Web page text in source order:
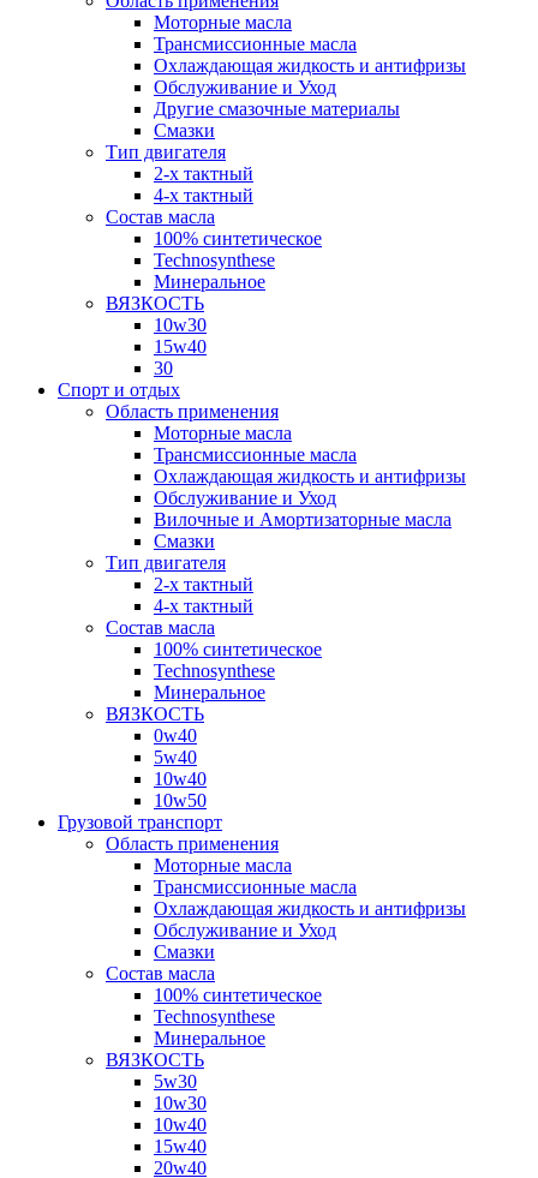
Моторные масла
Трансмиссионные масла
Охлаждающая жидкость и антифризы
Обслуживание и Уход
Другие смазочные материалы
Смазки
Тип двигателя
2-х тактный
4-х тактный
Состав масла
100% синтетическое
Technosynthese
Минеральное
ВЯЗКОСТЬ
10w30
15w40
30
Спорт и отдых
Область применения
Моторные масла
Трансмиссионные масла
Охлаждающая жидкость и антифризы
Обслуживание и Уход
Вилочные и Амортизаторные масла
Смазки
Тип двигателя
2-х тактный
4-х тактный
Состав масла
100% синтетическое
Technosynthese
Минеральное
ВЯЗКОСТЬ
0w40
5w40
10w40
10w50
Грузовой транспорт
Область применения
Моторные масла
Трансмиссионные масла
Охлаждающая жидкость и антифризы
Обслуживание и Уход
Смазки
Состав масла
100% синтетическое
Technosynthese
Минеральное
ВЯЗКОСТЬ
5w30
10w30
10w40
15w40
20w40